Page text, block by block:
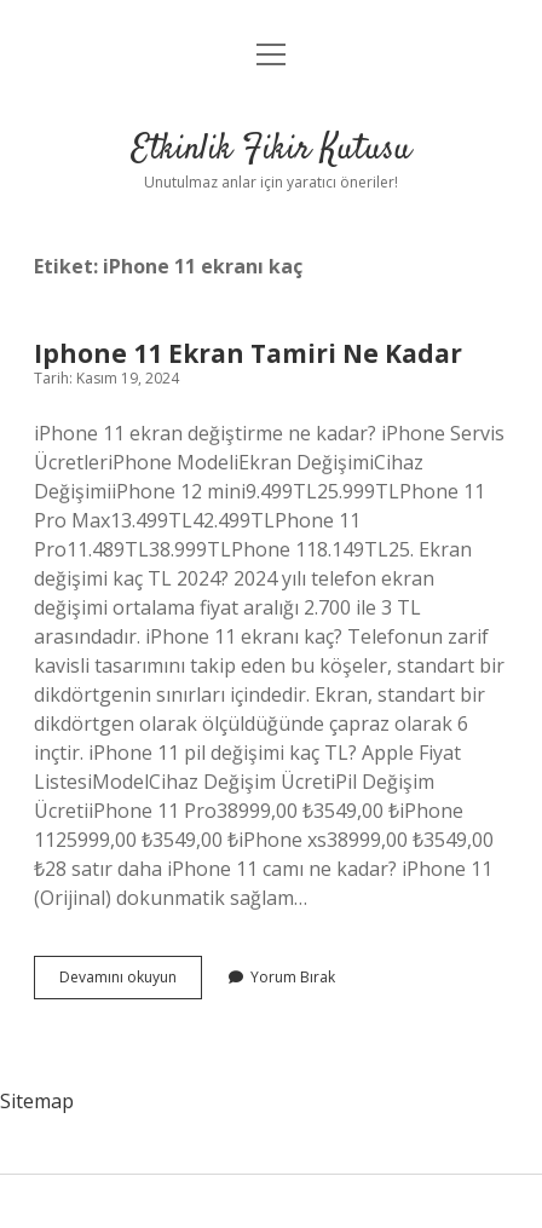
Anasayfa
Yasal Uyarı
menüyü
Etkinlik Fikir Kutusu
Unutulmaz anlar için yaratıcı öneriler!
Etiket: iPhone 11 ekranı kaç
Iphone 11 Ekran Tamiri Ne Kadar
Tarih: Kasım 19, 2024
iPhone 11 ekran değiştirme ne kadar? iPhone Servis
ÜcretleriPhone ModeliEkran DeğişimiCihaz
DeğişimiiPhone 12 mini9.499TL25.999TLPhone 11
Pro Max13.499TL42.499TLPhone 11
Pro11.489TL38.999TLPhone 118.149TL25. Ekran
değişimi kaç TL 2024? 2024 yılı telefon ekran
değişimi ortalama fiyat aralığı 2.700 ile 3 TL
arasındadır. iPhone 11 ekranı kaç? Telefonun zarif
kavisli tasarımını takip eden bu köşeler, standart bir
dikdörtgenin sınırları içindedir. Ekran, standart bir
dikdörtgen olarak ölçüldüğünde çapraz olarak 6
inçtir. iPhone 11 pil değişimi kaç TL? Apple Fiyat
ListesiModelCihaz Değişim ÜcretiPil Değişim
ÜcretiiPhone 11 Pro38999,00 ₺3549,00 ₺iPhone
1125999,00 ₺3549,00 ₺iPhone xs38999,00 ₺3549,00
₺28 satır daha iPhone 11 camı ne kadar? iPhone 11
(Orijinal) dokunmatik sağlam…
Devamını okuyun
11
Yorum Bırak
Sitemap